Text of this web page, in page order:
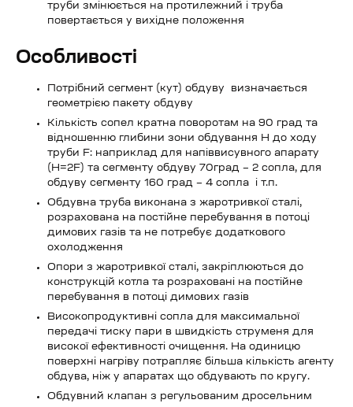
труби змінюється на протилежний і труба
повертається у вихідне положення
Особливості
Потрібний сегмент (кут) обдуву визначається
геометрією пакету обдуву
Кількість сопел кратна поворотам на 90 град та
відношенню глибини зони обдування H до ходу
труби F: наприклад для напіввисувного апарату
(H=2F) та сегменту обдуву 70град – 2 сопла, для
обдуву сегменту 160 град – 4 сопла і т.п.
Обдувна труба виконана з жаротривкої сталі,
розрахована на постійне перебування в потоці
димових газів та не потребує додаткового
охолодження
Опори з жаротривкої сталі, закріплюються до
конструкцій котла та розраховані на постійне
перебування в потоці димових газів
Високопродуктивні сопла для максимальної
передачі тиску пари в швидкість струменя для
високої ефективності очищення. На одиницю
поверхні нагріву потрапляє більша кількість агенту
обдува, ніж у апаратах що обдувають по кругу.
Обдувний клапан з регульованим дросельним